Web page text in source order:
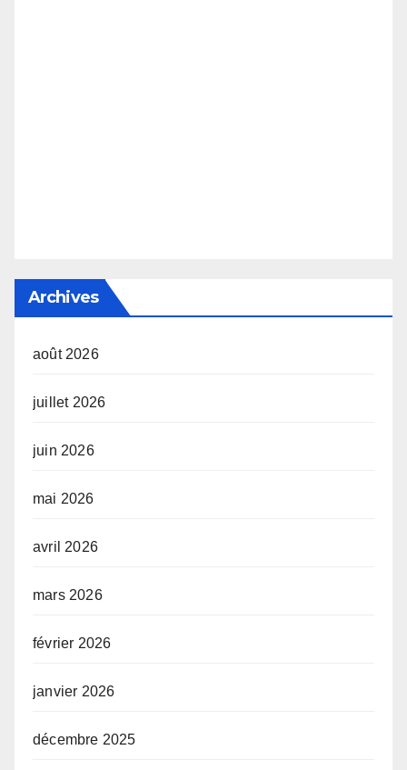
Archives
août 2026
juillet 2026
juin 2026
mai 2026
avril 2026
mars 2026
février 2026
janvier 2026
décembre 2025